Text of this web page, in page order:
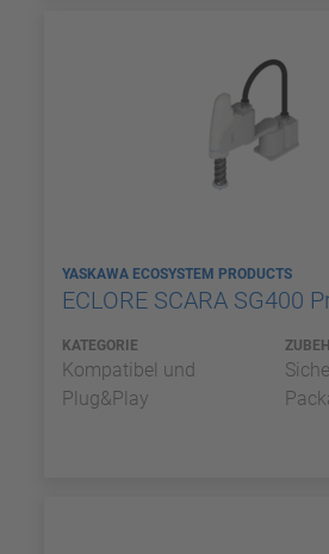
YASKAWA ECOSYSTEM PRODUCTS
ECLORE SCARA SG400
KATEGORIE
Kompatibel und
Plug&Play